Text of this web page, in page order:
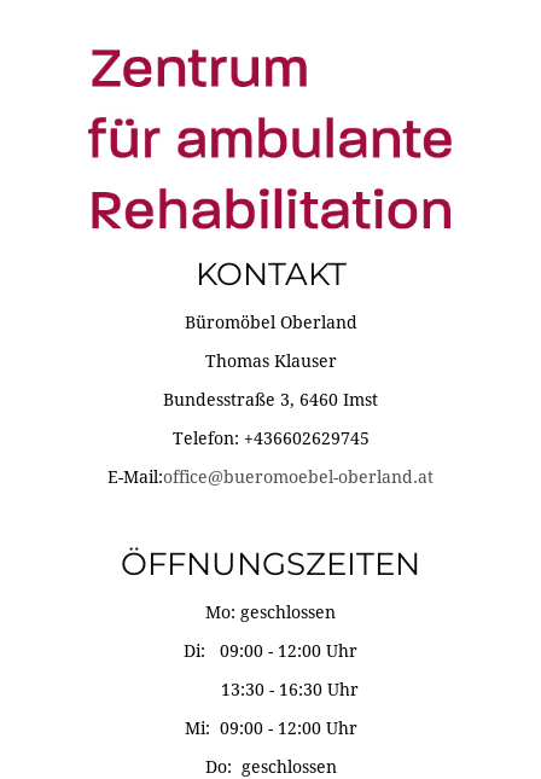
KONTAKT
Büromöbel Oberland
Thomas Klauser
Bundesstraße 3, 6460 Imst
Telefon: +436602629745
E-Mail:office@bueromoebel-oberland.at
ÖFFNUNGSZEITEN
Mo: geschlossen
Di: 09:00 - 12:00 Uhr
13:30 - 16:30 Uhr
Mi: 09:00 - 12:00 Uhr
Do: geschlossen